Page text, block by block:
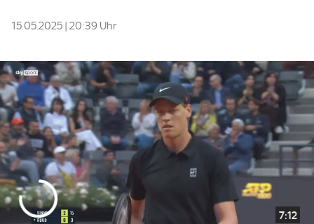
15.05.2025 | 20:39 Uhr
7:12